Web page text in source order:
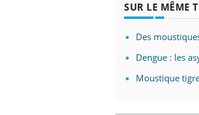
SUR LE MÊME
Des
Dengue : les
Moustique